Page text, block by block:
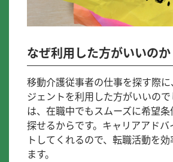
なぜ利用した方がいいのか
移動介護従事者の仕事を探す際
ジェントを利用した方がいいの
は、在職中でもスムーズに希望
探せるからです。キャリアアド
トしてくれるので、転職活動を
ます。